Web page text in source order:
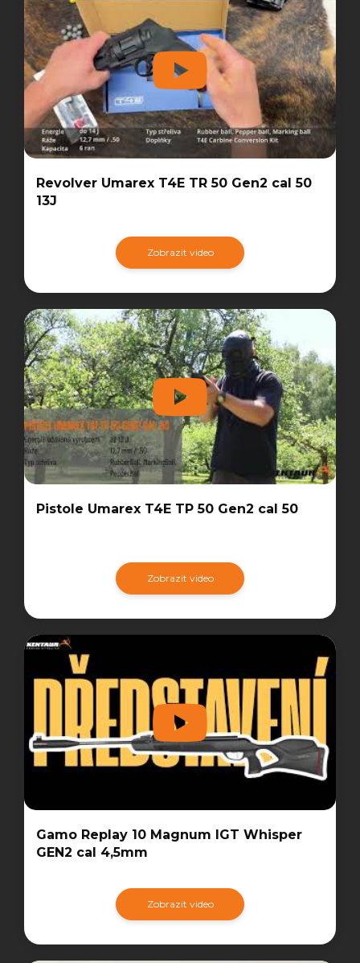
Revolver Umarex T4E TR 50 Gen2 cal 50
13J
Zobrazit video
Pistole Umarex T4E TP 50 Gen2 cal 50
Zobrazit video
Gamo Replay 10 Magnum IGT Whisper
GEN2 cal 4,5mm
Zobrazit video